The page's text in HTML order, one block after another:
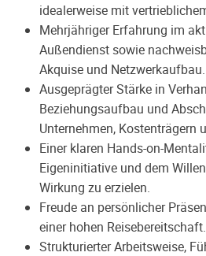
idealerweise mit
Mehrjähriger Erfahrung im
Außendienst sowie
Akquise und Netzwerkaufbau.
Ausgeprägter Stärke in
Beziehungsaufbau und
Unternehmen, Kostenträgern
Einer klaren Hands-on-
Eigeninitiative und dem
Wirkung zu erzielen.
Freude an persönlicher
einer hohen Reisebereitschaft.
Strukturierter Arbeitsweise,